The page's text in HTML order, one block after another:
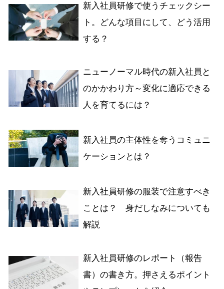
新入社員研修で使うチェックシー
ト。どんな項目にして、どう活用
する？
ニューノーマル時代の新入社員と
のかかわり方～変化に適応できる
人を育てるには？
新入社員の主体性を奪うコミュニ
ケーションとは？
新入社員研修の服装で注意すべき
ことは？ 身だしなみについても
解説
新入社員研修のレポート（報告
書）の書き方。押さえるポイント